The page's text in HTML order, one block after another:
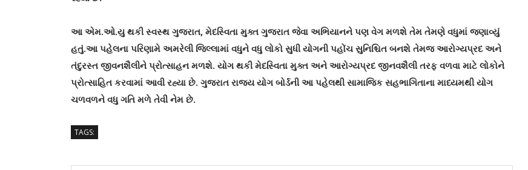
આ એમ.ઓ.યુ થકી સ્વસ્થ ગુજરાત, મેદસ્વિતા મુક્ત ગુજરાત જેવા અભિયાનને પણ વેગ મળશે તેમ તેમણે વધુમાં જણાવ્યું
હતું.આ પહેલના પરિણામે અમરેલી જિલ્લામાં વધુને વધુ લોકો સુધી યોગની પહોંચ સુનિશ્ચિત બનશે તેમજ આરોગ્યપ્રદ અને
તંદુરસ્ત જીવનશૈલીને પ્રોત્સાહન મળશે. યોગ થકી મેદસ્વિતા મુક્ત અને આરોગ્યપ્રદ જીનવશૈલી તરફ વળવા માટે લોકોને
પ્રોત્સાહિત કરવામાં આવી રહ્યા છે. ગુજરાત રાજ્ય યોગ બોર્ડની આ પહેલથી સામાજિક સહભાગિતાના માધ્યમથી યોગ
ચળવળને વધુ ગતિ મળે તેવી નેમ છે.
TAGS: